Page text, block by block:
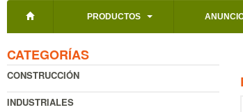
PRODUCTOS
CATEGORÍAS
CONSTRUCCIÓN
INDUSTRIALES